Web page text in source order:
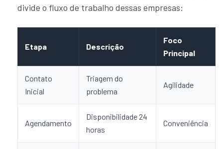
divide o fluxo de trabalho dessas empresas:
Etapa Descrição
Foco
Principal
Contato
Inicial
Triagem do
problema
Agilidade
Agendamento
Disponibilidade 24
horas
Conveniência